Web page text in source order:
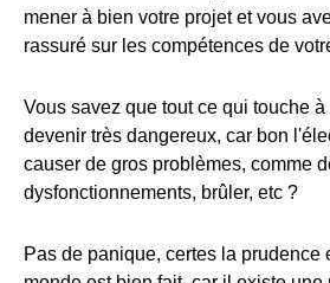
mener à bien votre projet et vous
rassuré sur les compétences de
Vous savez que tout ce qui touche
devenir très dangereux, car bon
causer de gros problèmes, comme
dysfonctionnements, brûler, etc ?
Pas de panique, certes la prudence